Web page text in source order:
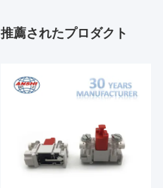
推薦されたプロダクト